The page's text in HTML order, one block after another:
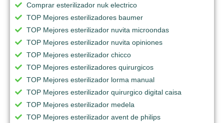
Comprar esterilizador nuk electrico
TOP Mejores esterilizadores baumer
TOP Mejores esterilizador nuvita microondas
TOP Mejores esterilizador nuvita opiniones
TOP Mejores esterilizador chicco
TOP Mejores esterilizadores quirurgicos
TOP Mejores esterilizador lorma manual
TOP Mejores esterilizador quirurgico digital caisa
TOP Mejores esterilizador medela
TOP Mejores esterilizador avent de philips